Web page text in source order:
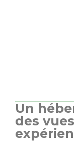
Un
des